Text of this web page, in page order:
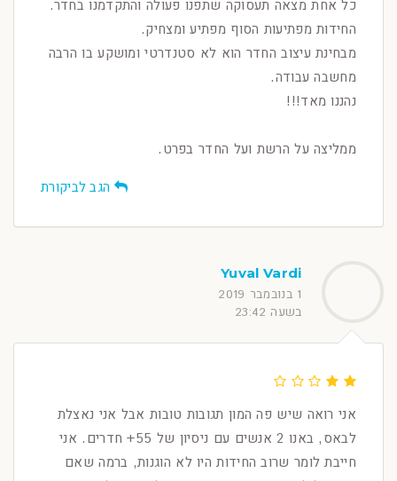
כל אחת מצאה תעסוקה שתפנו פעולה והתקדמנו בחדר.
החידות מפתיעות הסוף מפתיע ומצחיק.
מבחינת עיצוב החדר הוא לא סטנדרטי ומושקע בו הרבה
מחשבה עבודה.
נהננו מאד!!!
ממליצה על הרשת ועל החדר בפרט.
הגב לביקורת
Yuval Vardi
1 בנובמבר 2019
בשעה 23:42
אני רואה שיש פה המון תגובות טובות אבל אני נאצלת
לבאס, באנו 2 אנשים עם ניסיון של 55+ חדרים. אני
חייבת לומר שרוב החידות היו לא הוגנות, ברמה שאם